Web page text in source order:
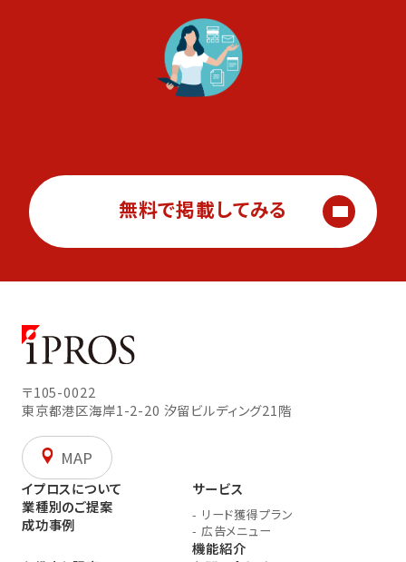
無料で掲載してみる
〒105-0022
東京都港区海岸1-2-20 汐留ビルディング21階
MAP
イプロスについて
業種別のご提案
成功事例
サービス
- リード獲得プラン
- 広告メニュー
機能紹介